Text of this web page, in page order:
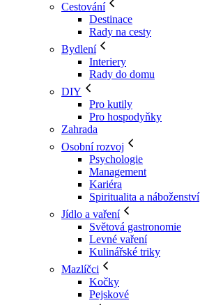
Cestování
Destinace
Rady na cesty
Bydlení
Interiery
Rady do domu
DIY
Pro kutily
Pro hospodyňky
Zahrada
Osobní rozvoj
Psychologie
Management
Kariéra
Spiritualita a náboženství
Jídlo a vaření
Světová gastronomie
Levné vaření
Kulinářské triky
Mazlíčci
Kočky
Pejskové